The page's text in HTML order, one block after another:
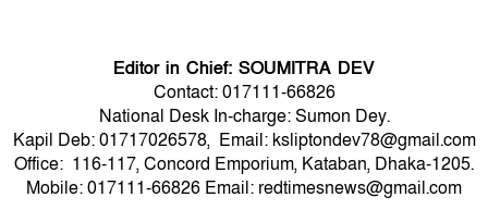
Editor in Chief: SOUMITRA DEV
Contact: 017111-66826
National Desk In-charge: Sumon Dey.
Kapil Deb: 01717026578, Email: ksliptondev78@gmail.com
Office: 116-117, Concord Emporium, Kataban, Dhaka-1205.
Mobile: 017111-66826 Email: redtimesnews@gmail.com